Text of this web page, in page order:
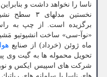
ناسا را نخواهد داشت و
نخستین
برگزیده است. از چپ به
ماه ژوئن (خرداد) از صنایع
تحویل محموله ها به گیت وی
شركت های اسپیس ایكس و